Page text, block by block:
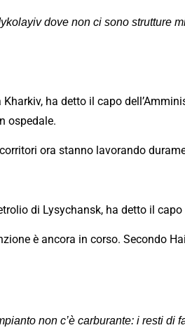
dove non ci sono strutture
ha detto il capo
ospedale.
ora stanno lavorando
di Lysychansk, ha detto il
è ancora in corso. Secondo
non c’è carburante: i resti